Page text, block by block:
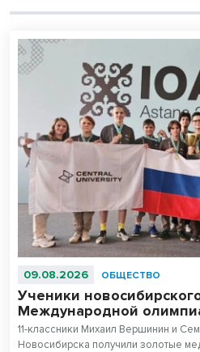
09.08.2026 ОБЩЕСТВО
Ученики
Международной
11-классники Михаил Вершинин и
Новосибирска получили золотые